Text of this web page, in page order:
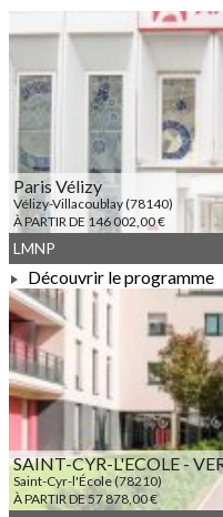
Paris Vélizy
Vélizy-Villacoublay (78140)
À PARTIR DE 146 002,00 €
À PARTIR DE 146 002,00
LMNP
Découvrir le programme
SAINT-CYR-L'ECOLE -
Saint-Cyr-l'École (78210)
À PARTIR DE 57 878,00 €